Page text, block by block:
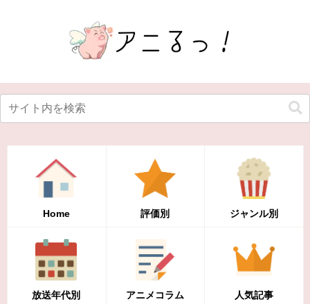
Home 評価別 ジャンル別
放送年代別 アニメコラム 人気記事